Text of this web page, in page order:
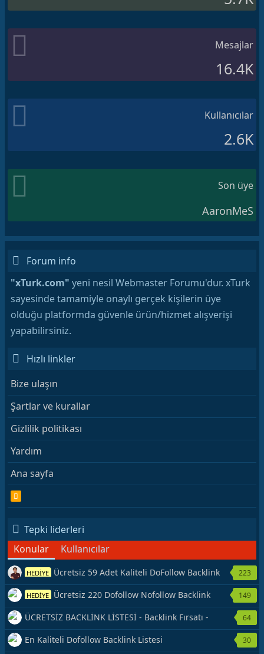
Mesajlar
16.4K
Kullanıcılar
2.6K
Son üye
AaronMeS
Forum info
"xTurk.com" yeni nesil Webmaster Forumu'dur. xTurk
sayesinde tamamiyle onaylı gerçek kişilerin üye
olduğu platformda güvenle ürün/hizmet alışverişi
yapabilirsiniz.
Hızlı linkler
Bize ulaşın
Şartlar ve kurallar
Gizlilik politikası
Yardım
Ana sayfa
S
Tepki liderleri
Konular
Kullanıcılar
HEDİYE Ücretsiz 59 Adet Kaliteli DoFollow Backlink
Kaynağı Veriyorum.
223
HEDİYE Ücretsiz 220 Dofollow Nofollow Backlink
Veriyorum
149
ÜCRETSİZ BACKLİNK LİSTESİ - Backlink Fırsatı -
Hemen Yetiş!
64
En Kaliteli Dofollow Backlink Listesi 30